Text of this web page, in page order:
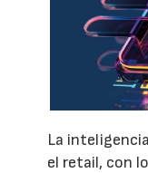
La
el retail, con